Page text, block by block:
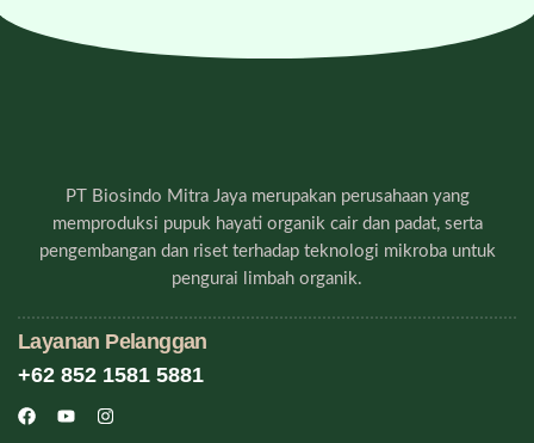
PT Biosindo Mitra Jaya merupakan perusahaan yang
memproduksi pupuk hayati organik cair dan padat, serta
pengembangan dan riset terhadap teknologi mikroba untuk
pengurai limbah organik.
Layanan Pelanggan
+62 852 1581 5881